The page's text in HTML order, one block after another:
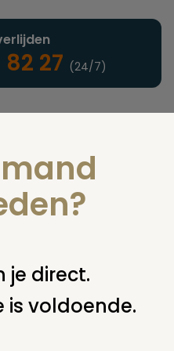
27 (24/7)
nieuws definitief geen
je direct.
is voldoende.